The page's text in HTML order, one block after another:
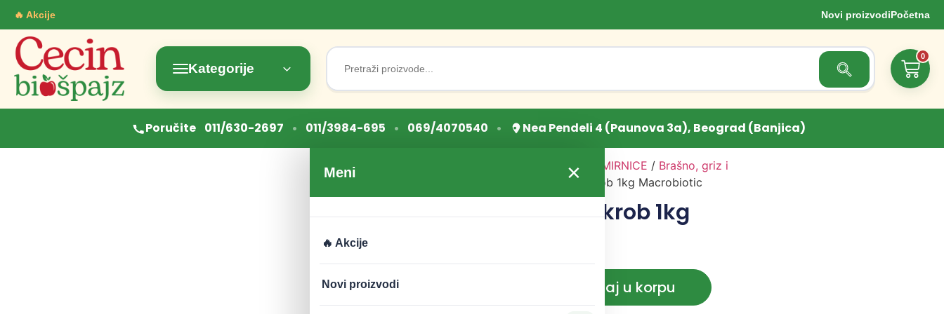
🔥 Akcije Novi proizvodiPočetna
Kategorije
Search
for:
Search Button
0
Poručite 011/630-2697 • 011/3984-695 • 069/4070540 • Nea Pendeli 4 (Paunova 3a), Beograd (Banjica)
Meni ×
🔥 Akcije
Novi proizvodi
OSNOVNE NAMIRNICE / Brašno, griz i
/ Krompirov skrob 1kg Macrobiotic
Krompirov skrob 1kg
Dodaj u korpu